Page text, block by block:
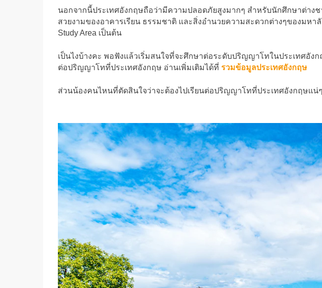
นอกจากนี้ประเทศอังกฤษถือว่ามีความปลอดภัยสูงมากๆ สำหรับนักศึกษาต่าง
สวยงามของอาคารเรียน ธรรมชาติ และสิ่งอำนวยความสะดวกต่างๆของมห
Study Area เป็นต้น
เป็นไงบ้างคะ พอฟังแล้วเริ่มสนใจที่จะศึกษาต่อระดับปริญญาโทในประเทศอั
ต่อปริญญาโทที่ประเทศอังกฤษ อ่านเพิ่มเติมได้ที่ รวมข้อมูลประเทศอังกฤษ
ส่วนน้องคนไหนที่ตัดสินใจว่าจะต้องไปเรียนต่อปริญญาโทที่ประเทศอังกฤษแน่